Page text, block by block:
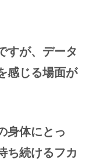
すが、データ
感じる場面が
身体にとっ
ち続けるフカ